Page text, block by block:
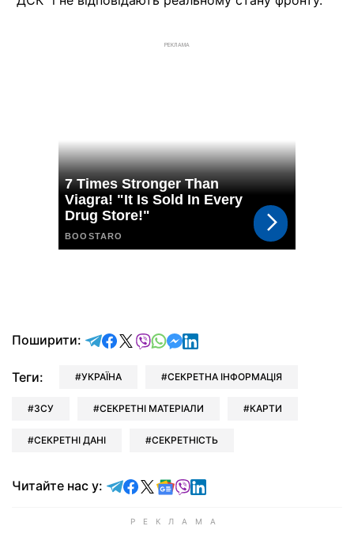
РЕКЛАМА
Поширити: відправити у Telegram
поділитись у Facebook
поділитись у X
відправити у Viber
відправити у Whatsapp
відправити у Messenger
відправити у LinkedIn
Теги: УКРАЇНА СЕКРЕТНА ІНФОРМАЦІЯ
ЗСУ СЕКРЕТНІ МАТЕРІАЛИ КАРТИ
СЕКРЕТНІ ДАНІ СЕКРЕТНІСТЬ
Читайте нас у: Читайте у Telegram
Читайте у Facebook
Читайте у X
Читайте у Google news
Читайте у Viber
Читайте у LinkedIn